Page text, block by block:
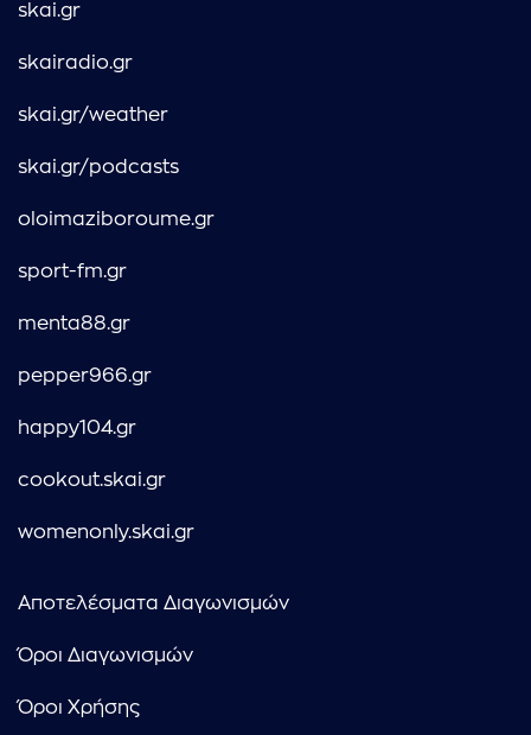
skai.gr
skairadio.gr
skai.gr/weather
skai.gr/podcasts
oloimaziboroume.gr
sport-fm.gr
menta88.gr
pepper966.gr
happy104.gr
cookout.skai.gr
womenonly.skai.gr
Αποτελέσματα Διαγωνισμών
Όροι Διαγωνισμών
Όροι Χρήσης